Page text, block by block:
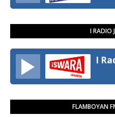
I RADIO
I
FLAMBOYAN